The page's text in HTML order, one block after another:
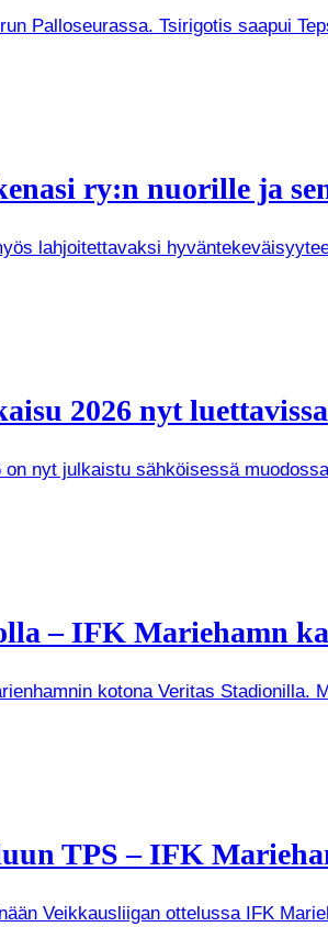
Palloseurassa. Tsirigotis saapui
ry:n nuorille ja
lahjoitettavaksi
2026 nyt luettavissa
nyt julkaistu sähköisessä
– IFK Mariehamn
kotona Veritas
TPS – IFK
Veikkausliigan ottelussa IFK